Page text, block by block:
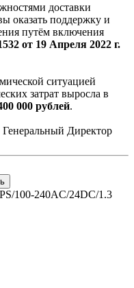
доставки
оказать поддержку и
путём включения
от 19 Апреля 2022 г.
ситуацией
затрат выросла в
000 рублей.
Директор